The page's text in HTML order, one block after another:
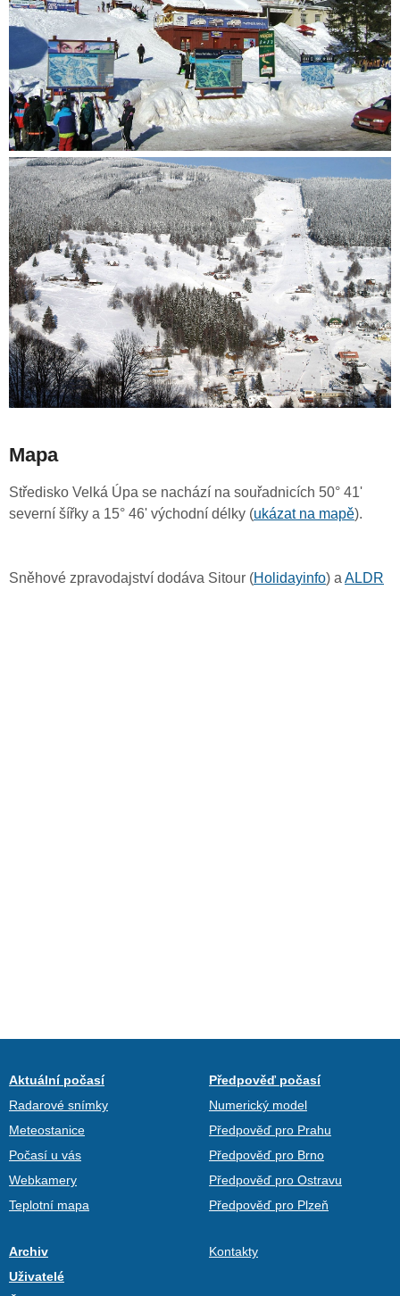
Mapa
Středisko Velká Úpa se nachází na souřadnicích 50° 41'
severní šířky a 15° 46' východní délky (ukázat na mapě).
Sněhové zpravodajství dodáva Sitour (Holidayinfo) a ALDR
Aktuální počasí
Radarové snímky
Meteostanice
Počasí u vás
Webkamery
Teplotní mapa
Předpověď počasí
Numerický model
Předpověď pro Prahu
Předpověď pro Brno
Předpověď pro Ostravu
Předpověď pro Plzeň
Archiv
Uživatelé
Kontakty